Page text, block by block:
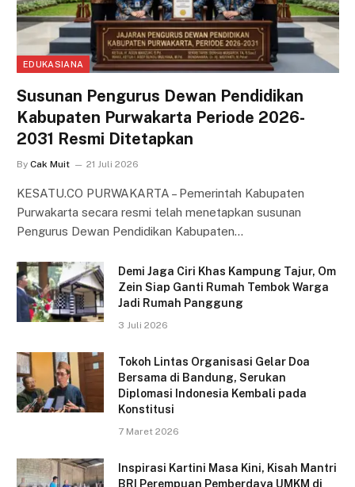
EDUKASIANA
Susunan Pengurus Dewan Pendidikan
Kabupaten Purwakarta Periode 2026-
2031 Resmi Ditetapkan
By Cak Muit 21 Juli 2026
KESATU.CO PURWAKARTA – Pemerintah Kabupaten
Purwakarta secara resmi telah menetapkan susunan
Pengurus Dewan Pendidikan Kabupaten…
Demi Jaga Ciri Khas Kampung Tajur, Om
Zein Siap Ganti Rumah Tembok Warga
Jadi Rumah Panggung
3 Juli 2026
Tokoh Lintas Organisasi Gelar Doa
Bersama di Bandung, Serukan
Diplomasi Indonesia Kembali pada
Konstitusi
7 Maret 2026
Inspirasi Kartini Masa Kini, Kisah Mantri
BRI Perempuan Pemberdaya UMKM di